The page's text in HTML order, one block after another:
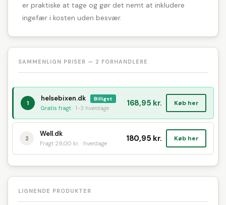
er praktiske at tage og gør det nemt at inkludere
ingefær i kosten uden besvær.
SAMMENLIGN PRISER — 2 FORHANDLERE
1
helsebixen.dk Billigst
Gratis fragt · 1-3 hverdage 168,95 kr. Køb her
2
Well.dk
Fragt 29,00 kr. · hverdage 180,95 kr. Køb her
LIGNENDE PRODUKTER